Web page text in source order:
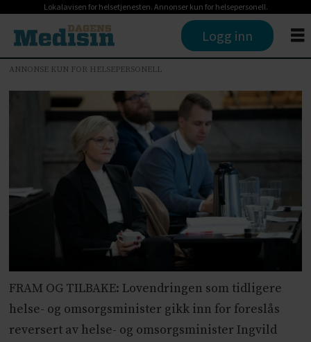
Lokalavisen for helsetjenesten. Annonser kun for helsepersonell.
Logg inn
ANNONSE KUN FOR HELSEPERSONELL
FRAM OG TILBAKE: Lovendringen som tidligere
helse- og omsorgsminister gikk inn for foreslås
reversert av helse- og omsorgsminister Ingvild